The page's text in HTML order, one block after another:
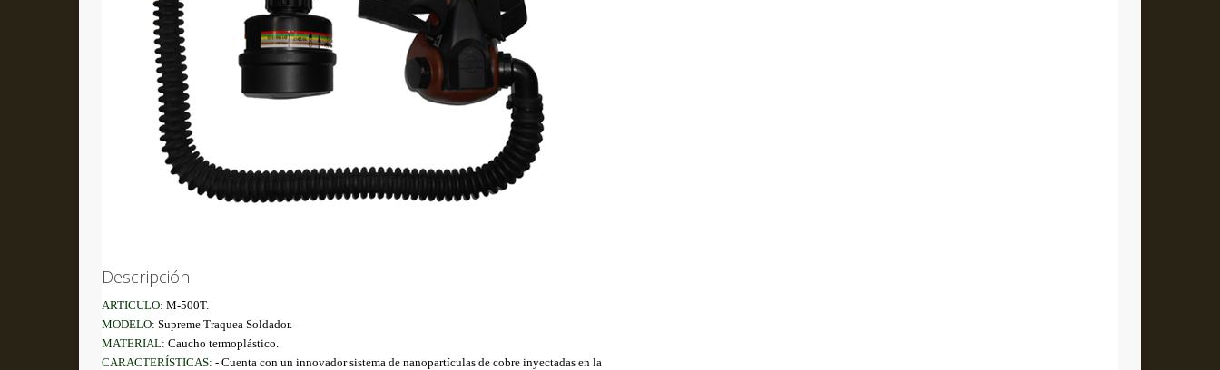
Descripción
ARTICULO: M-500T.
MODELO: Supreme Traquea Soldador.
MATERIAL: Caucho termoplástico.
CARACTERÍSTICAS: - Cuenta con un innovador sistema de nanopartículas de cobre inyectadas en la